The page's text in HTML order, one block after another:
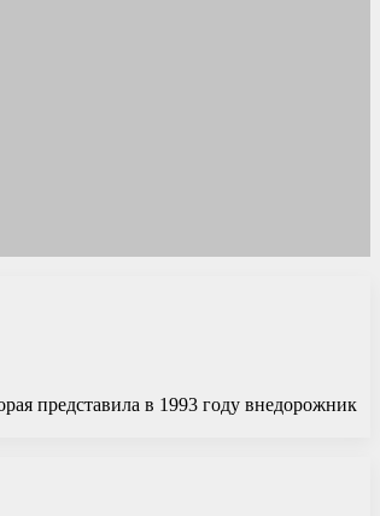
представила в 1993 году внедорожник